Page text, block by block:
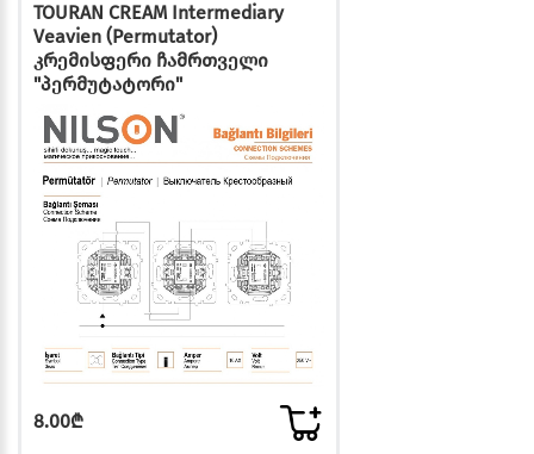
TOURAN CREAM Intermediary
Veavien (Permutator)
კრემისფერი ჩამრთველი
"პერმუტატორი"
8.00₾